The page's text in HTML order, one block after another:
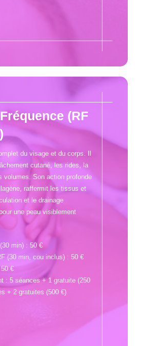
(RF
du visage et du corps. Il
cutané, les rides, la
volumes. Son action profonde
raffermit les tissus et
et le drainage
une peau visiblement
min) : 50 €
(30 min, cou inclus) : 50 €
€
: 5 séances + 1 gratuite (250
+ 2 gratuites (500 €)